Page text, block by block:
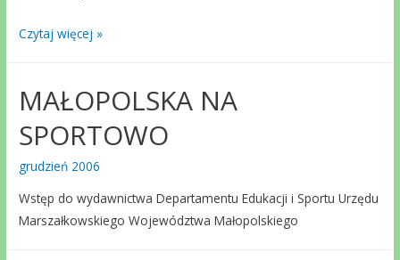
Polska
strefy
Czytaj więcej »
MAŁOPOLSKA NA
SPORTOWO
grudzień 2006
Wstęp do wydawnictwa Departamentu Edukacji i Sportu Urzędu
Marszałkowskiego Województwa Małopolskiego